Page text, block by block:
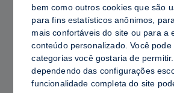
bem como outros cookies que são
para fins estatísticos anônimos,
mais confortáveis ​​do site ou para a
conteúdo personalizado. Você
categorias você gostaria de
dependendo das configurações
funcionalidade completa do site